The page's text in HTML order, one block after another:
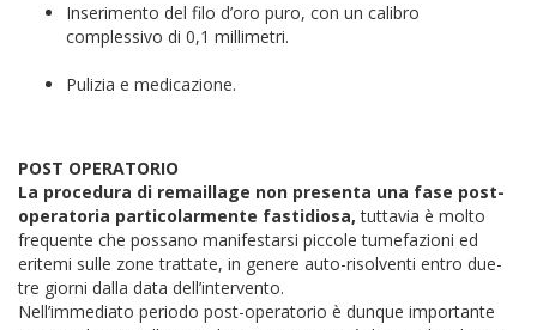
Inserimento del filo d’oro puro, con un calibro
complessivo di 0,1 millimetri.
Pulizia e medicazione.
POST OPERATORIO
La procedura di remaillage non presenta una fase post-
operatoria particolarmente fastidiosa, tuttavia è molto
frequente che possano manifestarsi piccole tumefazioni ed
eritemi sulle zone trattate, in genere auto-risolventi entro due-
tre giorni dalla data dell’intervento.
Nell’immediato periodo post-operatorio è dunque importante